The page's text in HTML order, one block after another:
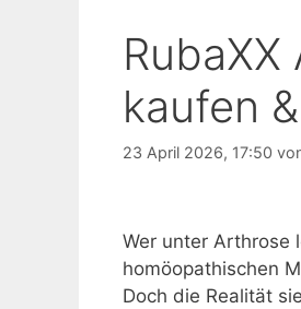
kaufen
23 April 2026, 17:50
Wer unter Arthrose
homöopathischen
Doch die Realität